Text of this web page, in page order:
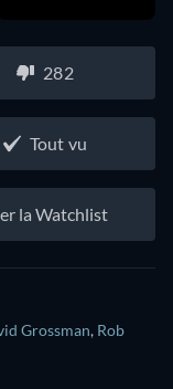
282
Tout vu
la Watchlist
Grossman, Rob